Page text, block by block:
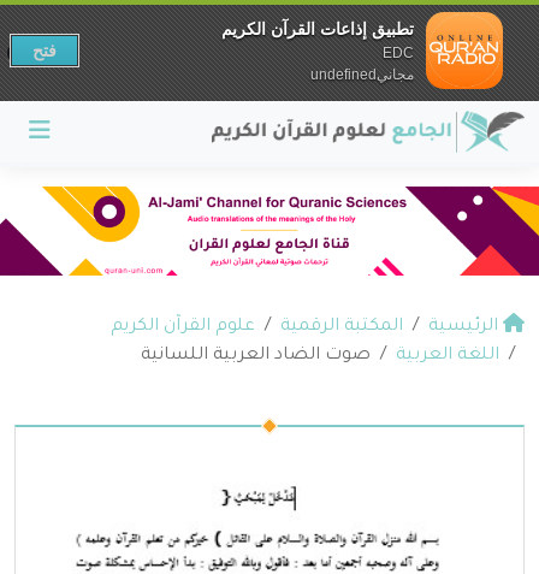
الرئيسية المكتبة الرقمية
علوم القرآن الكريم
اللغة العربية
صوت الضاد العربية اللسانية
تطبيق إذاعات القرآن الكريم
EDC
مجانيundefined
فتح